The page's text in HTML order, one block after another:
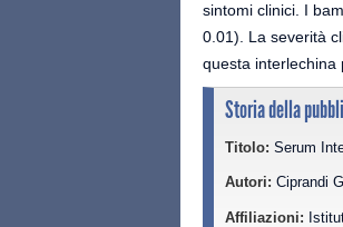
sintomi clinici. I
0.01). La severità
questa interlechina
Storia della
Titolo: Serum
Autori: Ciprandi
Affiliazioni: